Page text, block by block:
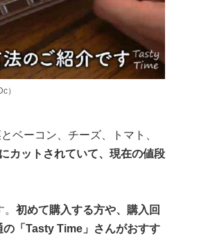
）
ベーコン、チーズ、トマト、
カットされていて、現在の値段
初めて購入する方や、購入回
「Tasty Time」さんがおすす